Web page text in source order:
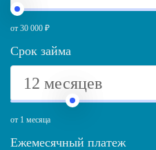
от 30 000 ₽
Срок займа
от 1 месяца
Ежемесячный платеж